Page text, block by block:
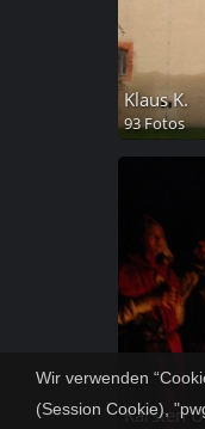
Wir verwenden
(Session Cookie),
Klaus K.
93 Fotos
Karsten